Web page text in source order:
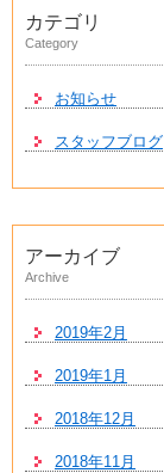
カテゴリ
Category
お知らせ
スタッフブログ
アーカイブ
Archive
2019年2月
2019年1月
2018年12月
2018年11月